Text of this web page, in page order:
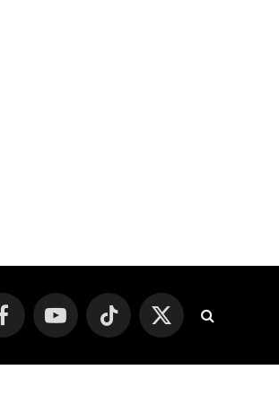
FacebookYouTube TikTok
X
(Twitter)